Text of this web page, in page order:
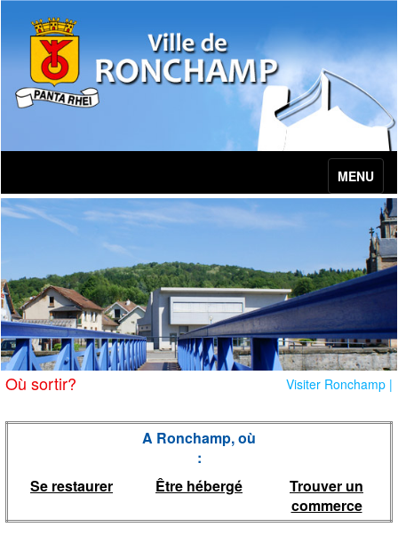
MENU
Visiter Ronchamp |
Où sortir?
A Ronchamp, où
:
Se restaurer
Être hébergé
Trouver un
commerce